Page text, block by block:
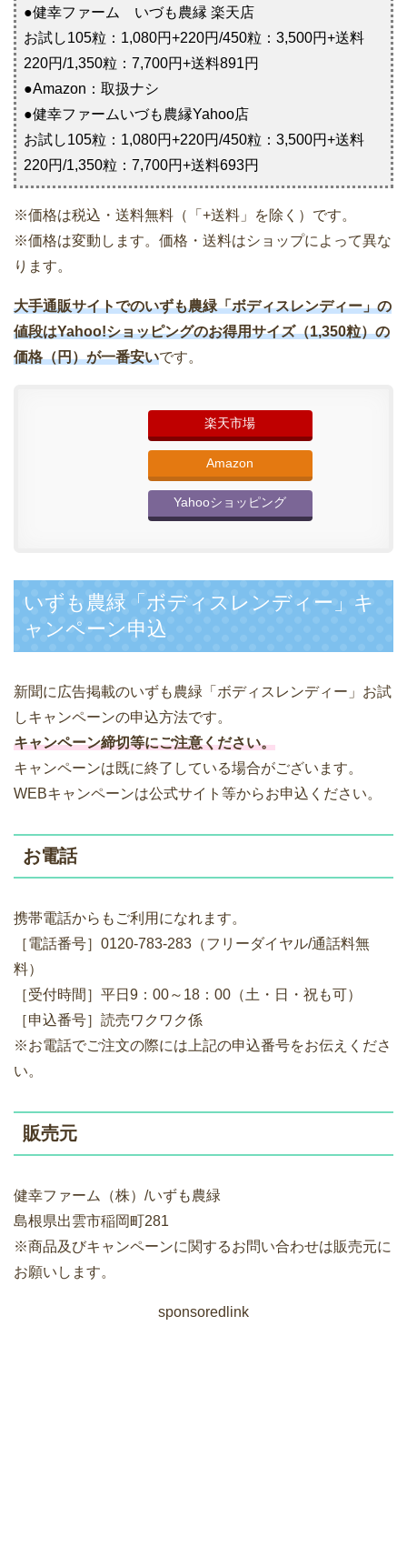
●健幸ファーム いづも農縁 楽天店
お試し105粒：1,080円+220円/450粒：3,500円+送料
220円/1,350粒：7,700円+送料891円
●Amazon：取扱ナシ
●健幸ファームいづも農縁Yahoo店
お試し105粒：1,080円+220円/450粒：3,500円+送料
220円/1,350粒：7,700円+送料693円
※価格は税込・送料無料（「+送料」を除く）です。
※価格は変動します。価格・送料はショップによって異な
ります。
大手通販サイトでのいずも農緑「ボディスレンディー」の
値段はYahoo!ショッピングのお得用サイズ（1,350粒）の
価格（円）が一番安いです。
楽天市場
Amazon
Yahooショッピング
いずも農緑「ボディスレンディー」キ
ャンペーン申込
新聞に広告掲載のいずも農緑「ボディスレンディー」お試
しキャンペーンの申込方法です。
キャンペーン締切等にご注意ください。
キャンペーンは既に終了している場合がございます。
WEBキャンペーンは公式サイト等からお申込ください。
お電話
携帯電話からもご利用になれます。
［電話番号］0120-783-283（フリーダイヤル/通話料無
料）
［受付時間］平日9：00～18：00（土・日・祝も可）
［申込番号］読売ワクワク係
※お電話でご注文の際には上記の申込番号をお伝えくださ
い。
販売元
健幸ファーム（株）/いずも農緑
島根県出雲市稲岡町281
※商品及びキャンペーンに関するお問い合わせは販売元に
お願いします。
sponsoredlink